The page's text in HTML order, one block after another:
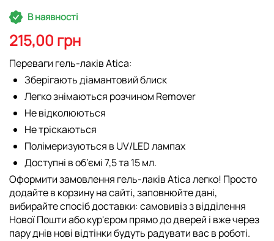
Перейти
до
початку
галереї
зображень
В наявності
215,00 грн
Переваги гель-лаків Atica:
Зберігають діамантовий блиск
Легко знімаються розчином Remover
Не відколюються
Не тріскаються
Полімеризуються в UV/LED лампах
Доступні в об’ємі 7,5 та 15 мл.
Оформити замовлення гель-лаків Atica легко! Просто
додайте в корзину на сайті, заповнюйте дані,
вибирайте спосіб доставки: самовивіз з відділення
Нової Пошти або кур'єром прямо до дверей і вже через
пару днів нові відтінки будуть радувати вас в роботі.